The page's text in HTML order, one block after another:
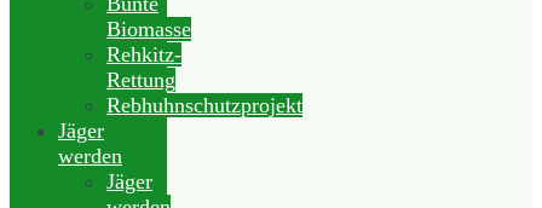
Biomasse
Rehkitz-
Rettung
Rebhuhnschutzprojekt
Jäger
werden
Jäger